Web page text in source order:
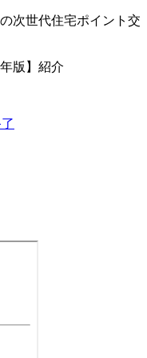
次世代住宅ポイント交
版】紹介